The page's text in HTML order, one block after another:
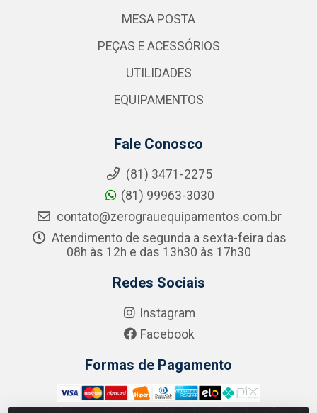
MESA POSTA
PEÇAS E ACESSÓRIOS
UTILIDADES
EQUIPAMENTOS
Fale Conosco
(81) 3471-2275
(81) 99963-3030
contato@zerograuequipamentos.com.br
Atendimento de segunda a sexta-feira das
08h às 12h e das 13h30 às 17h30
Redes Sociais
Instagram
Facebook
Formas de Pagamento